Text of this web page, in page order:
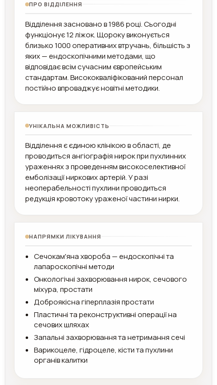
ПРО ВІДДІЛЕННЯ
Відділення засновано в 1986 році. Сьогодні
функціонує 12 ліжок. Щороку виконується
близько 1000 оперативних втручань, більшість з
яких — ендоскопічними методами, що
відповідає всім сучасним європейським
стандартам. Висококваліфікований персонал
постійно впроваджує новітні методики.
УНІКАЛЬНА МОЖЛИВІСТЬ
Відділення є єдиною клінікою в області, де
проводиться ангіографія нирок при пухлинних
ураженнях з проведенням високоселективної
емболізації ниркових артерій. У разі
неоперабельності пухлини проводиться
редукція кровотоку ураженої частини нирки.
НАПРЯМКИ ЛІКУВАННЯ
Сечокам'яна хвороба — ендоскопічні та
лапароскопічні методи
Онкологічні захворювання нирок, сечового
міхура, простати
Доброякісна гіперплазія простати
Пластичні та реконструктивні операції на
сечових шляхах
Запальні захворювання та нетримання сечі
Варикоцеле, гідроцеле, кісти та пухлини
органів калитки